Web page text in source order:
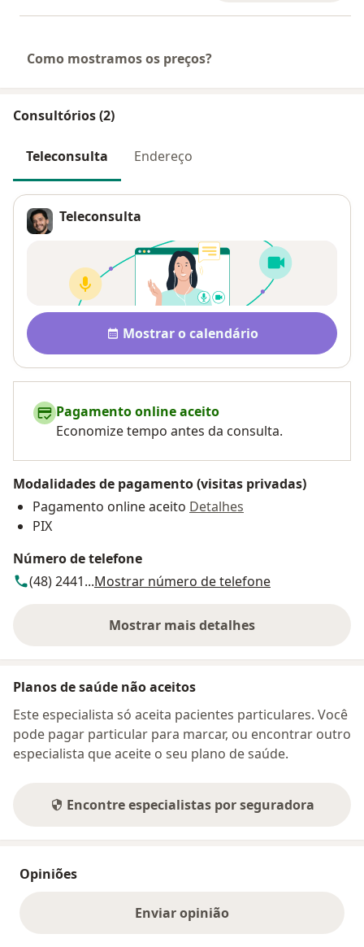
Como mostramos os preços?
Consultórios (2)
Teleconsulta Endereço
Teleconsulta
Disponibilidade
Mostrar o calendário
Pagamento online aceito
Economize tempo antes da consulta.
Modalidades de pagamento (visitas privadas)
Pagamento online aceito Detalhes
PIX
Número de telefone
(48) 2441...Mostrar número de telefone
Mostrar mais detalhes
sobre o endereço
Planos de saúde não aceitos
Este especialista só aceita pacientes particulares. Você
pode pagar particular para marcar, ou encontrar outro
especialista que aceite o seu plano de saúde.
Encontre especialistas por seguradora
Opiniões
Enviar opinião